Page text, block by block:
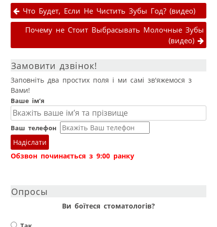
Навігація публікаціями
Что Будет, Если Не Чистить Зубы Год? (видео)
Почему не Стоит Выбрасывать Молочные Зубы
(видео)
Замовити дзвінок!
Заповніть два простих поля і ми самі зв'яжемося з
Вами!
Ваше ім’я
Ваш телефон
Надіслати
Обзвон починається з 9:00 ранку
Опросы
Ви боїтеся стоматологів?